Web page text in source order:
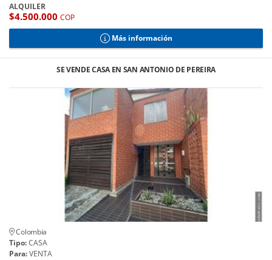
ALQUILER
$4.500.000 COP
Más información
SE VENDE CASA EN SAN ANTONIO DE PEREIRA
Colombia
Tipo:CASA
Para:VENTA